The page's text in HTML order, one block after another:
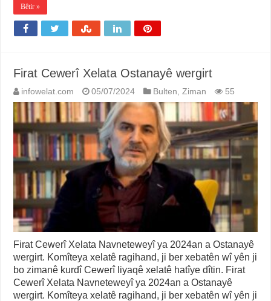
Bêtir »
Firat Cewerî Xelata Ostanayê wergirt
infowelat.com 05/07/2024 Bulten,Ziman 55
Firat Cewerî Xelata Navneteweyî ya 2024an a Ostanayê
wergirt. Komîteya xelatê ragihand, ji ber xebatên wî yên ji
bo zimanê kurdî Cewerî liyaqê xelatê hatîye dîtin. Firat
Cewerî Xelata Navneteweyî ya 2024an a Ostanayê
wergirt. Komîteya xelatê ragihand, ji ber xebatên wî yên ji